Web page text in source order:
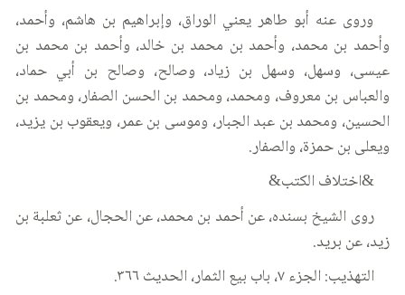
وروى عنه أبو طاهر يعني الوراق، وإبراهيم بن هاشم، وأحمد،
وأحمد بن محمد، وأحمد بن محمد بن خالد، وأحمد بن محمد بن
عيسى، وسهل، وسهل بن زياد، وصالح، وصالح بن أبي حماد،
والعباس بن معروف، ومحمد، ومحمد بن الحسن الصفار، ومحمد بن
الحسين، ومحمد بن عبد الجبار، وموسى بن عمر، ويعقوب بن يزيد،
ويعلى بن حمزة، والصفار.
&اختلاف الكتب&
روى الشيخ بسنده، عن أحمد بن محمد، عن الحجال، عن ثعلبة بن
زيد، عن بريد.
التهذيب: الجزء ٧، باب بيع الثمار، الحديث ٣٦٦.